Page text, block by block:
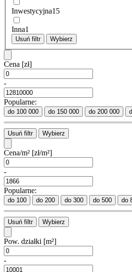
Inwestycyjna15
Inna1
Usuń filtr Wybierz
Cena [zł]
-
Popularne:
do 100 000 do 150 000 do 200 000
Usuń filtr Wybierz
Cena/m² [zł/m²]
-
Popularne:
do 100 do 200 do 300 do 500 do
Usuń filtr Wybierz
Pow. działki [m²]
-